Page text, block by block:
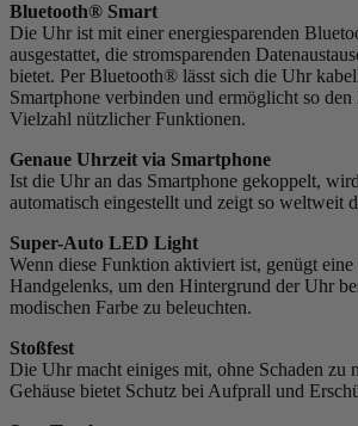
Bluetooth® Smart
Die Uhr ist mit einer energiesparenden
ausgestattet, die stromsparenden
bietet. Per Bluetooth® lässt sich die Uhr
Smartphone verbinden und ermöglicht so
Vielzahl nützlicher Funktionen.
Genaue Uhrzeit via Smartphone
Ist die Uhr an das Smartphone gekoppelt,
automatisch eingestellt und zeigt so weltweit
Super-Auto LED Light
Wenn diese Funktion aktiviert ist, genügt
Handgelenks, um den Hintergrund der Uhr
modischen Farbe zu beleuchten.
Stoßfest
Die Uhr macht einiges mit, ohne Schaden zu
Gehäuse bietet Schutz bei Aufprall und